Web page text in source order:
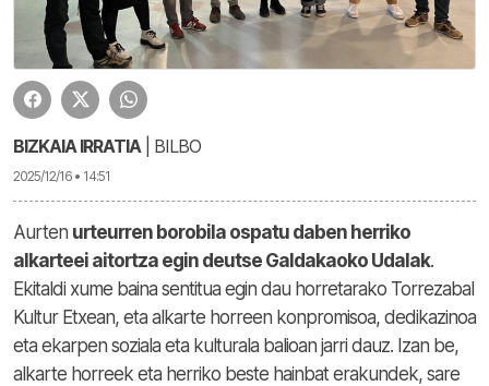
BIZKAIA IRRATIA | BILBO
2025/12/16 • 14:51
Aurten urteurren borobila ospatu daben herriko
alkarteei aitortza egin deutse Galdakaoko Udalak.
Ekitaldi xume baina sentitua egin dau horretarako Torrezabal
Kultur Etxean, eta alkarte horreen konpromisoa, dedikazinoa
eta ekarpen soziala eta kulturala balioan jarri dauz. Izan be,
alkarte horreek eta herriko beste hainbat erakundek, sare